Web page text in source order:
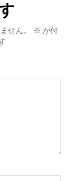
せん。 ※ が付